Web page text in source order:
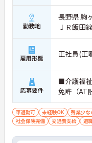
勤務地
長野県 駒
ＪＲ飯田
雇用形態 正社員(正
応募要件
■介護福
免許（AT
車通勤可 未経験OK 残業少な
社会保険完備
交通費支給 退